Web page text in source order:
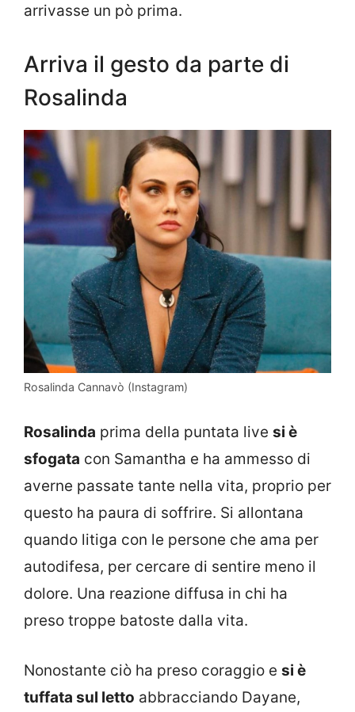
arrivasse un pò prima.
Arriva il gesto da parte di
Rosalinda
Rosalinda Cannavò (Instagram)
Rosalinda prima della puntata live si è
sfogata con Samantha e ha ammesso di
averne passate tante nella vita, proprio per
questo ha paura di soffrire. Si allontana
quando litiga con le persone che ama per
autodifesa, per cercare di sentire meno il
dolore. Una reazione diffusa in chi ha
preso troppe batoste dalla vita.
Nonostante ciò ha preso coraggio e si è
tuffata sul letto abbracciando Dayane,